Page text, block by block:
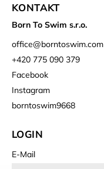
KONTAKT
Born To Swim s.r.o.
office@borntoswim.com
+420 775 090 379
Facebook
Instagram
borntoswim9668
LOGIN
E-Mail